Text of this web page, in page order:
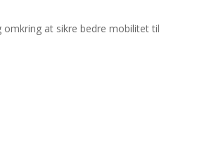
at sikre bedre mobilitet til